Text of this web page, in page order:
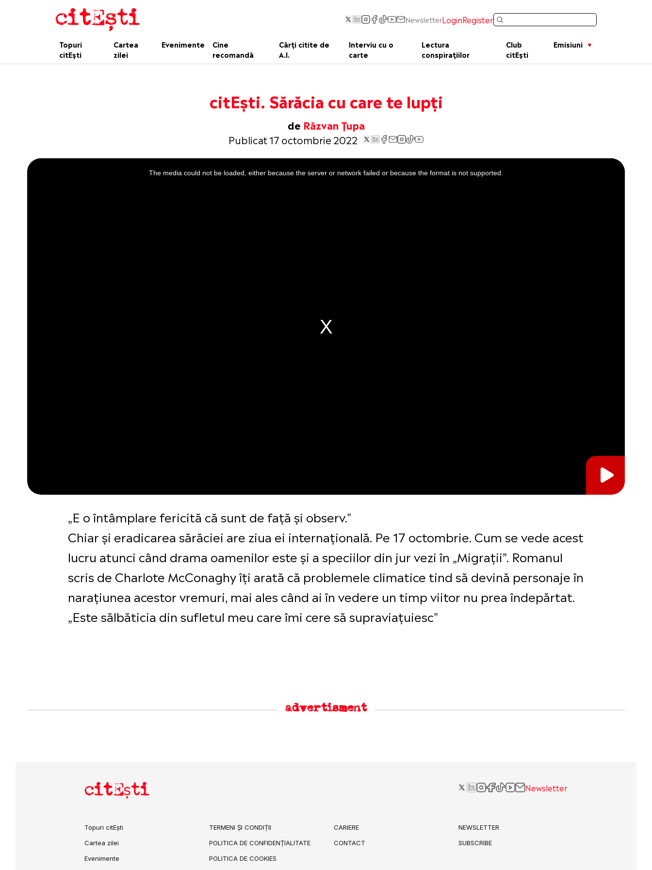
NewsletterLoginRegister
Topuri
citEști
Cartea
zilei
Evenimente
Cine
recomandă
Cărți citite de
A.I.
Interviu cu o
carte
Lectura
conspirațiilor
Club
citEști
Emisiuni
citEști. Sărăcia cu care te lupți
de Răzvan Țupa
Publicat 17 octombrie 2022
This
is
a
The media could not be loaded, either because the server or network failed or because the format is not supported.
„E o întâmplare fericită că sunt de față și observ."
Chiar și eradicarea sărăciei are ziua ei internațională. Pe 17 octombrie. Cum se vede acest
lucru atunci când drama oamenilor este și a speciilor din jur vezi în „Migrații”. Romanul
scris de Charlote McConaghy îți arată că problemele climatice tind să devină personaje în
narațiunea acestor vremuri, mai ales când ai în vedere un timp viitor nu prea îndepărtat.
„Este sălbăticia din sufletul meu care îmi cere să supraviațuiesc"
advertisment
citEști Newsletter
Topuri citEști
Cartea zilei
Evenimente
TERMENI ȘI CONDIȚII
POLITICA DE CONFIDENȚIALITATE
POLITICA DE COOKIES
CARIERE
CONTACT
NEWSLETTER
SUBSCRIBE